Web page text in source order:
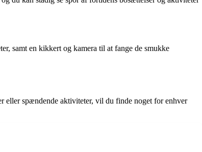
samt en kikkert og kamera til at fange de smukke
eller spændende aktiviteter, vil du finde noget for enhver